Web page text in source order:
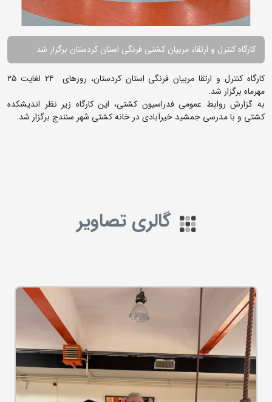
کارگاه کنترل و ارتقاء مربیان کشتی فرنگی استان کردستان برگزار شد
کارگاه کنترل و ارتقا مربیان فرنگی استان کردستان، روزهای ۲۴ لغایت ۲۵
مهرماه برگزار شد.
به گزارش روابط عمومی فدراسیون کشتی، این کارگاه زیر نظر اندیشکده
کشتی و با مدرسی جمشید خیرآبادی در خانه کشتی شهر سنندج برگزار شد.
گالری تصاویر